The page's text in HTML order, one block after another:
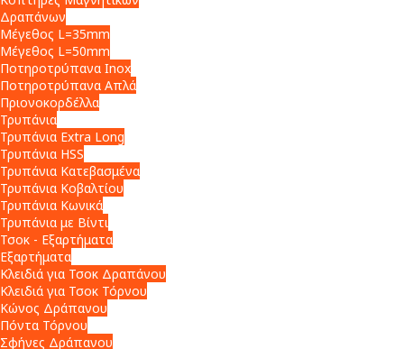
Δραπάνων
Μέγεθος L=35mm
Μέγεθος L=50mm
Ποτηροτρύπανα Inox
Ποτηροτρύπανα Απλά
Πριονοκορδέλλα
Τρυπάνια
Τρυπάνια Extra Long
Τρυπάνια HSS
Τρυπάνια Κατεβασμένα
Τρυπάνια Κοβαλτίου
Τρυπάνια Κωνικά
Τρυπάνια με Βίντι
Τσοκ - Εξαρτήματα
Εξαρτήματα
Κλειδιά για Τσοκ Δραπάνου
Κλειδιά για Τσοκ Τόρνου
Κώνος Δράπανου
Πόντα Τόρνου
Σφήνες Δράπανου